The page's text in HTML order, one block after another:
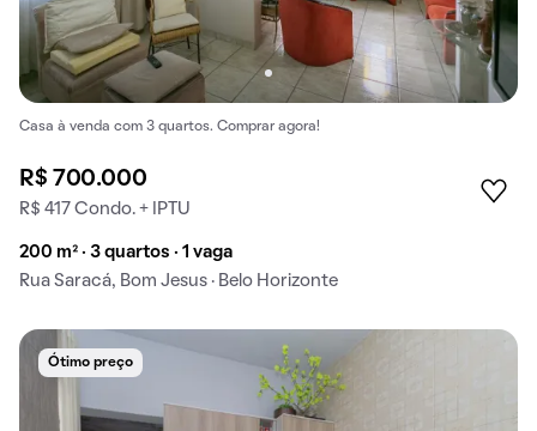
Casa à venda com 3 quartos. Comprar agora!
R$ 700.000
R$ 417 Condo. + IPTU
200 m² · 3 quartos · 1 vaga
Rua Saracá, Bom Jesus · Belo Horizonte
Ótimo preço